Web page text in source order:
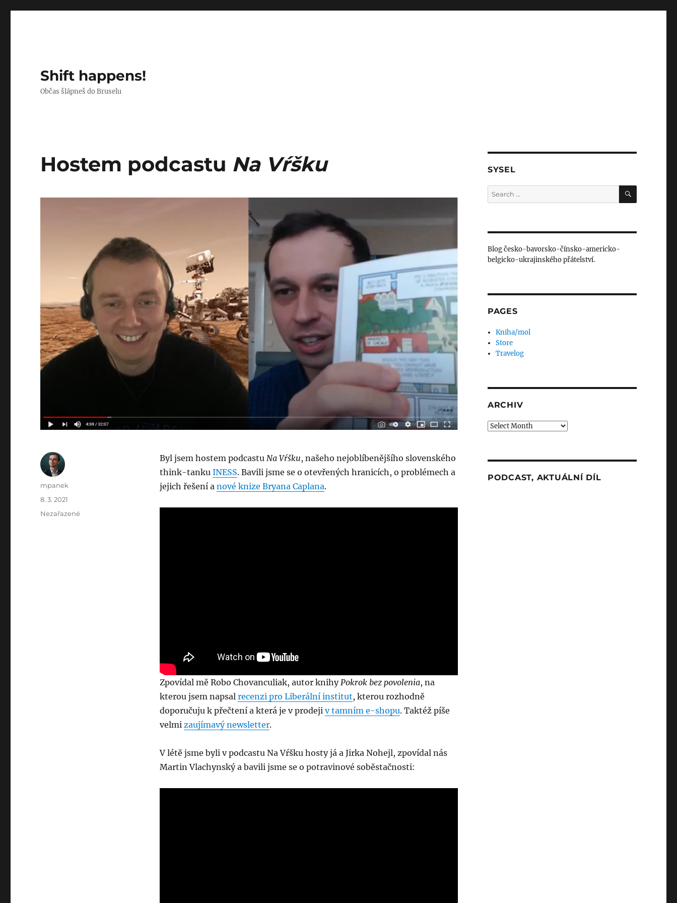
Shift happens!
Občas šlápneš do Bruselu
Hostem podcastu Na Vŕšku
Byl jsem hostem podcastu Na Vŕšku, našeho nejoblíbenějšího slovenského
think-tanku INESS. Bavili jsme se o otevřených hranicích, o problémech a
jejich řešení a nové knize Bryana Caplana.
Zpovídal mě Robo Chovanculiak, autor knihyPokrok bez povolenia, na
kterou jsem napsal recenzi pro Liberální institut, kterou rozhodně
doporučuju k přečtení a která je v prodeji v tamním e-shopu. Taktéž píše
velmi zaujímavý newsletter.
V létě jsme byli v podcastu Na Vŕšku hosty já a Jirka Nohejl, zpovídal nás
Martin Vlachynský a bavili jsme se o potravinové soběstačnosti:
Author
mpanek
Posted
8. 3. 2021
Categories
Nezařazené
SYSEL
Search
for:
SEARCH
Blog česko-bavorsko-čínsko-americko-
belgicko-ukrajinského přátelství.
PAGES
Kniha/mol
Store
Travelog
ARCHIV
Archiv
PODCAST, AKTUÁLNÍ DÍL